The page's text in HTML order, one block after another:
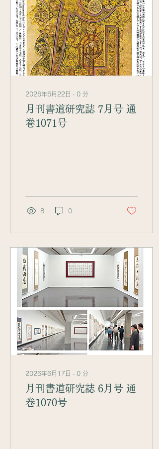
2026年6月22日 ∙ 0 分
月刊書道研究誌 7月号 通
巻1071号
8 0
2026年6月17日 ∙ 0 分
月刊書道研究誌 6月号 通
巻1070号